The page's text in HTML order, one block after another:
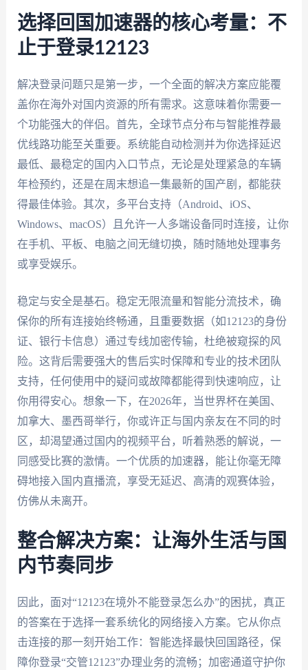
选择回国加速器的核心考量：不
止于登录12123
解决登录问题只是第一步，一个全面的解决方案应能覆
盖你在海外对国内资源的所有需求。这意味着你需要一
个功能强大的伴侣。首先，全球节点分布与智能推荐最
优线路功能至关重要。系统能自动检测并为你选择延迟
最低、最稳定的国内入口节点，无论是处理紧急的车辆
年检预约，还是在周末想追一集最新的国产剧，都能获
得最佳体验。其次，多平台支持（Android、iOS、
Windows、macOS）且允许一人多端设备同时连接，让你
在手机、平板、电脑之间无缝切换，随时随地处理事务
或享受娱乐。
稳定与安全是基石。稳定无限流量和智能分流技术，确
保你的所有连接始终畅通，且重要数据（如12123的身份
证、银行卡信息）通过专线加密传输，杜绝被窥探的风
险。这背后需要强大的售后实时保障和专业的技术团队
支持，任何使用中的疑问或故障都能得到快速响应，让
你用得安心。想象一下，在2026年，当世界杯在美国、
加拿大、墨西哥举行，你或许正与国内亲友在不同的时
区，却渴望通过国内的视频平台，听着熟悉的解说，一
同感受比赛的激情。一个优质的加速器，能让你毫无障
碍地接入国内直播流，享受无延迟、高清的观赛体验，
仿佛从未离开。
整合解决方案：让海外生活与国
内节奏同步
因此，面对“12123在境外不能登录怎么办”的困扰，真正
的答案在于选择一套系统化的网络接入方案。它从你点
击连接的那一刻开始工作：智能选择最快回国路径，保
障你登录“交管12123”办理业务的流畅；加密通道守护你